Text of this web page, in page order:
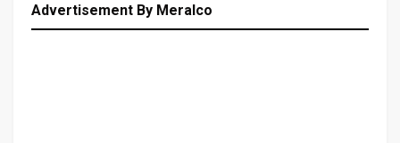
Advertisement By Meralco